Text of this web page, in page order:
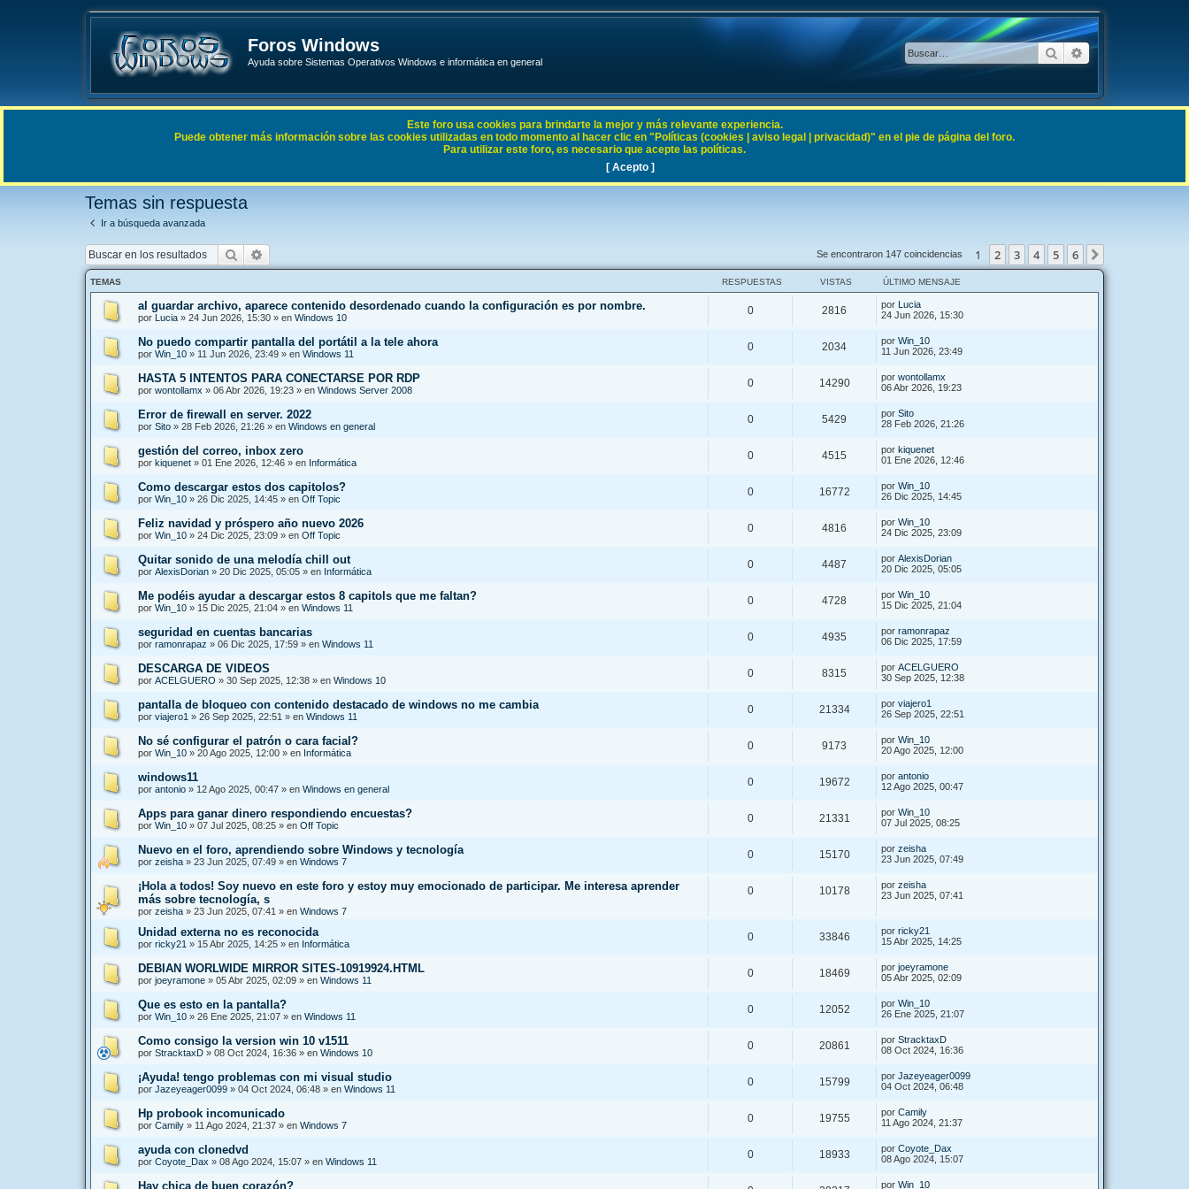
Foros Windows
Ayuda sobre Sistemas Operativos Windows e informática en general
BuscarBúsqueda
Enlaces rápidos FAQ
Temas sin respuesta
Ir a búsqueda avanzada
Buscar Se encontraron 147 coincidencias 1 2 3 4 5 6
TEMAS RESPUESTAS VISTAS ÚLTIMO MENSAJE
al guardar archivo, aparece contenido desordenado cuando la configuración es por nombre.
por Lucia » 24 Jun 2026, 15:30 » en Windows 10
0 2816 por Lucia
24 Jun 2026, 15:30
No puedo compartir pantalla del portátil a la tele ahora
por Win_10 » 11 Jun 2026, 23:49 » en Windows 11
0 2034 por Win_10
11 Jun 2026, 23:49
HASTA 5 INTENTOS PARA CONECTARSE POR RDP
por wontollamx » 06 Abr 2026, 19:23 » en Windows Server 2008
0 14290 por wontollamx
06 Abr 2026, 19:23
Error de firewall en server. 2022
por Sito » 28 Feb 2026, 21:26 » en Windows en general
0 5429 por Sito
28 Feb 2026, 21:26
gestión del correo, inbox zero
por kiquenet » 01 Ene 2026, 12:46 » en Informática
0 4515 por kiquenet
01 Ene 2026, 12:46
Como descargar estos dos capitolos?
por Win_10 » 26 Dic 2025, 14:45 » en Off Topic
0 16772 por Win_10
26 Dic 2025, 14:45
Feliz navidad y próspero año nuevo 2026
por Win_10 » 24 Dic 2025, 23:09 » en Off Topic
0 4816 por Win_10
24 Dic 2025, 23:09
Quitar sonido de una melodía chill out
por AlexisDorian » 20 Dic 2025, 05:05 » en Informática
0 4487 por AlexisDorian
20 Dic 2025, 05:05
Me podéis ayudar a descargar estos 8 capitols que me faltan?
por Win_10 » 15 Dic 2025, 21:04 » en Windows 11
0 4728 por Win_10
15 Dic 2025, 21:04
seguridad en cuentas bancarias
por ramonrapaz » 06 Dic 2025, 17:59 » en Windows 11
0 4935 por ramonrapaz
06 Dic 2025, 17:59
DESCARGA DE VIDEOS
por ACELGUERO » 30 Sep 2025, 12:38 » en Windows 10
0 8315 por ACELGUERO
30 Sep 2025, 12:38
pantalla de bloqueo con contenido destacado de windows no me cambia
por viajero1 » 26 Sep 2025, 22:51 » en Windows 11
0 21334 por viajero1
26 Sep 2025, 22:51
No sé configurar el patrón o cara facial?
por Win_10 » 20 Ago 2025, 12:00 » en Informática
0 9173 por Win_10
20 Ago 2025, 12:00
windows11
por antonio » 12 Ago 2025, 00:47 » en Windows en general
0 19672 por antonio
12 Ago 2025, 00:47
Apps para ganar dinero respondiendo encuestas?
por Win_10 » 07 Jul 2025, 08:25 » en Off Topic
0 21331 por Win_10
07 Jul 2025, 08:25
Nuevo en el foro, aprendiendo sobre Windows y tecnología
por zeisha » 23 Jun 2025, 07:49 » en Windows 7
0 15170 por zeisha
23 Jun 2025, 07:49
¡Hola a todos! Soy nuevo en este foro y estoy muy emocionado de participar. Me interesa aprender
más sobre tecnología, s
por zeisha » 23 Jun 2025, 07:41 » en Windows 7
0 10178 por zeisha
23 Jun 2025, 07:41
Unidad externa no es reconocida
por ricky21 » 15 Abr 2025, 14:25 » en Informática
0 33846 por ricky21
15 Abr 2025, 14:25
DEBIAN WORLWIDE MIRROR SITES-10919924.HTML
por joeyramone » 05 Abr 2025, 02:09 » en Windows 11
0 18469 por joeyramone
05 Abr 2025, 02:09
Que es esto en la pantalla?
por Win_10 » 26 Ene 2025, 21:07 » en Windows 11
0 12052 por Win_10
26 Ene 2025, 21:07
Como consigo la version win 10 v1511
por StracktaxD » 08 Oct 2024, 16:36 » en Windows 10
0 20861 por StracktaxD
08 Oct 2024, 16:36
¡Ayuda! tengo problemas con mi visual studio
por Jazeyeager0099 » 04 Oct 2024, 06:48 » en Windows 11
0 15799 por Jazeyeager0099
04 Oct 2024, 06:48
Hp probook incomunicado
por Camily » 11 Ago 2024, 21:37 » en Windows 7
0 19755 por Camily
11 Ago 2024, 21:37
ayuda con clonedvd
por Coyote_Dax » 08 Ago 2024, 15:07 » en Windows 11
0 18933 por Coyote_Dax
08 Ago 2024, 15:07
Hay chica de buen corazón? por Win_10
Este foro usa cookies para brindarte la mejor y más relevante experiencia.
Puede obtener más información sobre las cookies utilizadas en todo momento al hacer clic en "Políticas (cookies | aviso legal | privacidad)" en el pie de página del foro.
Para utilizar este foro, es necesario que acepte las políticas.
[ Acepto ]